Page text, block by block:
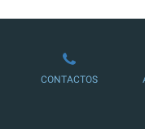
LOJA DE
CONTACTOS